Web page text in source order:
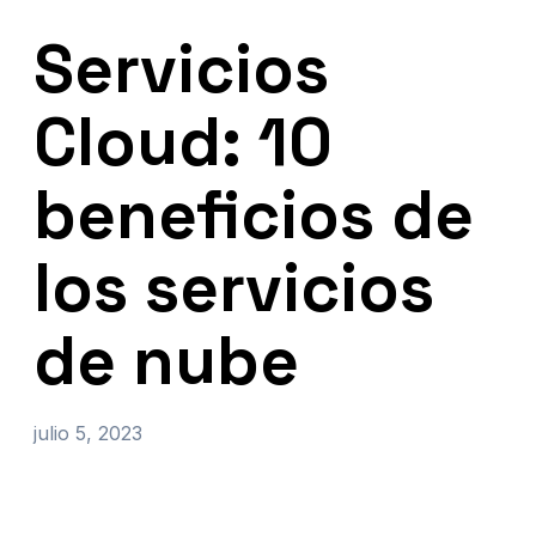
Servicios
Cloud: 10
beneficios de
los servicios
de nube
julio 5, 2023